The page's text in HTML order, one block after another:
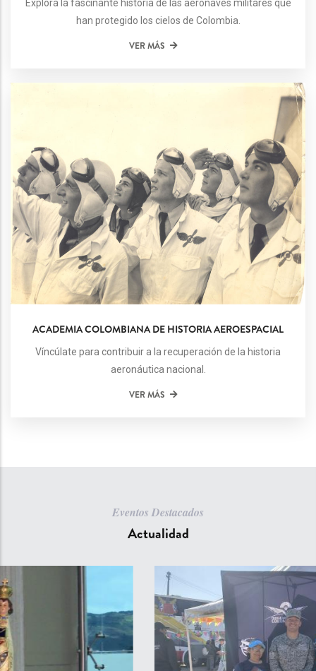
Explora la fascinante historia de las aeronaves militares que
han protegido los cielos de Colombia.
VER MÁS
ACADEMIA COLOMBIANA DE HISTORIA AEROESPACIAL
Víncúlate para contribuir a la recuperación de la historia
aeronáutica nacional.
VER MÁS
Eventos Destacados
Actualidad